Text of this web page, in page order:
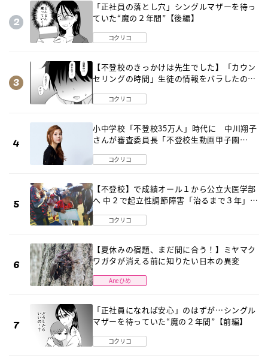
「正社員の落とし穴」シングルマザーを待っ
ていた“魔の２年間”【後編】
コクリコ
【不登校のきっかけは先生でした】「カウン
セリングの時間」生徒の情報をバラしたの
コクリコ
小中学校「不登校35万人」時代に 中川翔子
さんが審査委員長「不登校生動画甲子園
コクリコ
【不登校】で成績オール１から公立大医学部
へ 中２で起立性調節障害「治るまで３年」の
コクリコ
【夏休みの宿題、まだ間に合う！】ミヤマク
ワガタが消える前に知りたい日本の異変
Aneひめ
「正社員になれば安心」のはずが…シングル
マザーを待っていた“魔の２年間”【前編】
コクリコ